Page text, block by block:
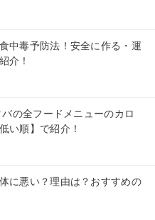
中毒予防法！安全に作る・運
介！
バの全フードメニューのカロ
い順】で紹介！
に悪い？理由は？おすすめの